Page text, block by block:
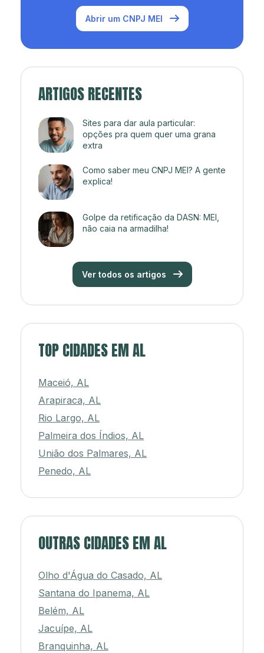
Abrir um CNPJ MEI
ARTIGOS RECENTES
Sites para dar aula particular:
opções pra quem quer uma grana
extra
Como saber meu CNPJ MEI? A gente
explica!
Golpe da retificação da DASN: MEI,
não caia na armadilha!
Ver todos os artigos
TOP CIDADES EM AL
Maceió, AL
Arapiraca, AL
Rio Largo, AL
Palmeira dos Índios, AL
União dos Palmares, AL
Penedo, AL
OUTRAS CIDADES EM AL
Olho d'Água do Casado, AL
Santana do Ipanema, AL
Belém, AL
Jacuípe, AL
Branquinha, AL